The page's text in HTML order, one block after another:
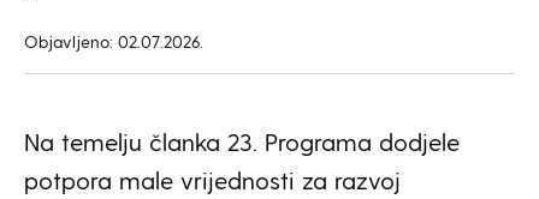
Objavljeno: 02.07.2026.
Na temelju članka 23. Programa dodjele
potpora male vrijednosti za razvoj